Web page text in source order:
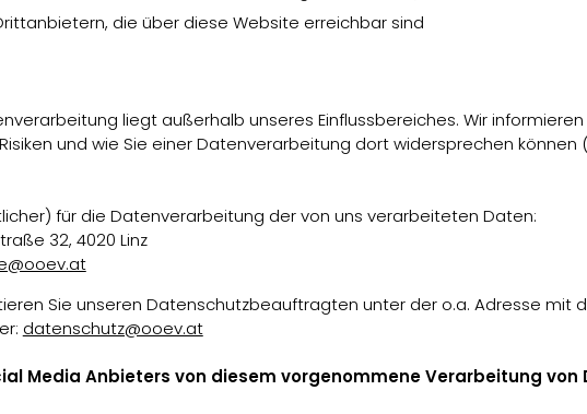
die über diese Website erreichbar sind
liegt außerhalb unseres Einflussbereiches. Wir
und wie Sie einer Datenverarbeitung dort widersprechen können
für die Datenverarbeitung der von uns verarbeiteten Daten:
32, 4020 Linz
Sie unseren Datenschutzbeauftragten unter der o.a. Adresse mit
datenschutz@ooev.at
Media Anbieters von diesem vorgenommene Verarbeitung von